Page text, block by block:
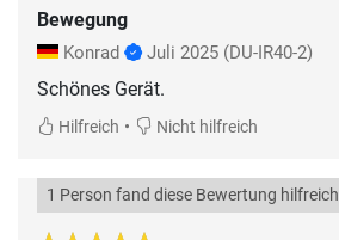
Bewegung
Konrad Juli 2025 (DU-IR40-2)
Schönes Gerät.
Hilfreich • Nicht hilfreich
1 Person fand diese Bewertung hilfreich